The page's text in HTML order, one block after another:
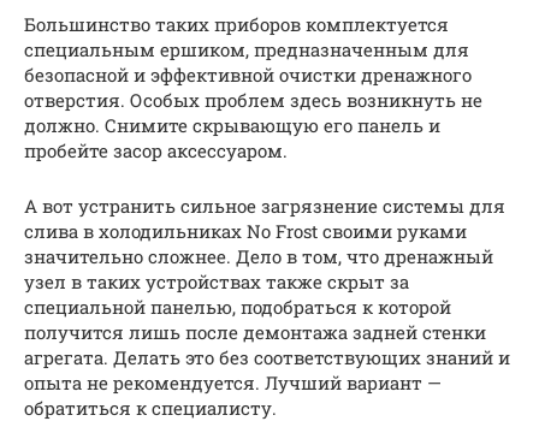
Большинство таких приборов комплектуется
специальным ершиком, предназначенным для
безопасной и эффективной очистки дренажного
отверстия. Особых проблем здесь возникнуть не
должно. Снимите скрывающую его панель и
пробейте засор аксессуаром.
А вот устранить сильное загрязнение системы для
слива в холодильниках No Frost своими руками
значительно сложнее. Дело в том, что дренажный
узел в таких устройствах также скрыт за
специальной панелью, подобраться к которой
получится лишь после демонтажа задней стенки
агрегата. Делать это без соответствующих знаний и
опыта не рекомендуется. Лучший вариант —
обратиться к специалисту.